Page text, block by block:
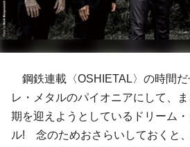
鋼鉄連載〈OSHIETAL〉の時間
レ・メタルのパイオニアにして、
期を迎えようとしているドリーム
ル! 念のためおさらいしておくと